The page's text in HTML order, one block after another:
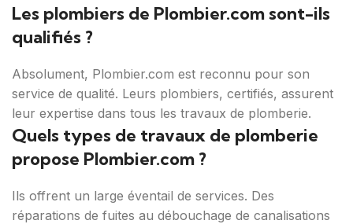
Les plombiers de Plombier.com sont-ils
qualifiés ?
Absolument, Plombier.com est reconnu pour son
service de qualité. Leurs plombiers, certifiés, assurent
leur expertise dans tous les travaux de plomberie.
Quels types de travaux de plomberie
propose Plombier.com ?
Ils offrent un large éventail de services. Des
réparations de fuites au débouchage de canalisations